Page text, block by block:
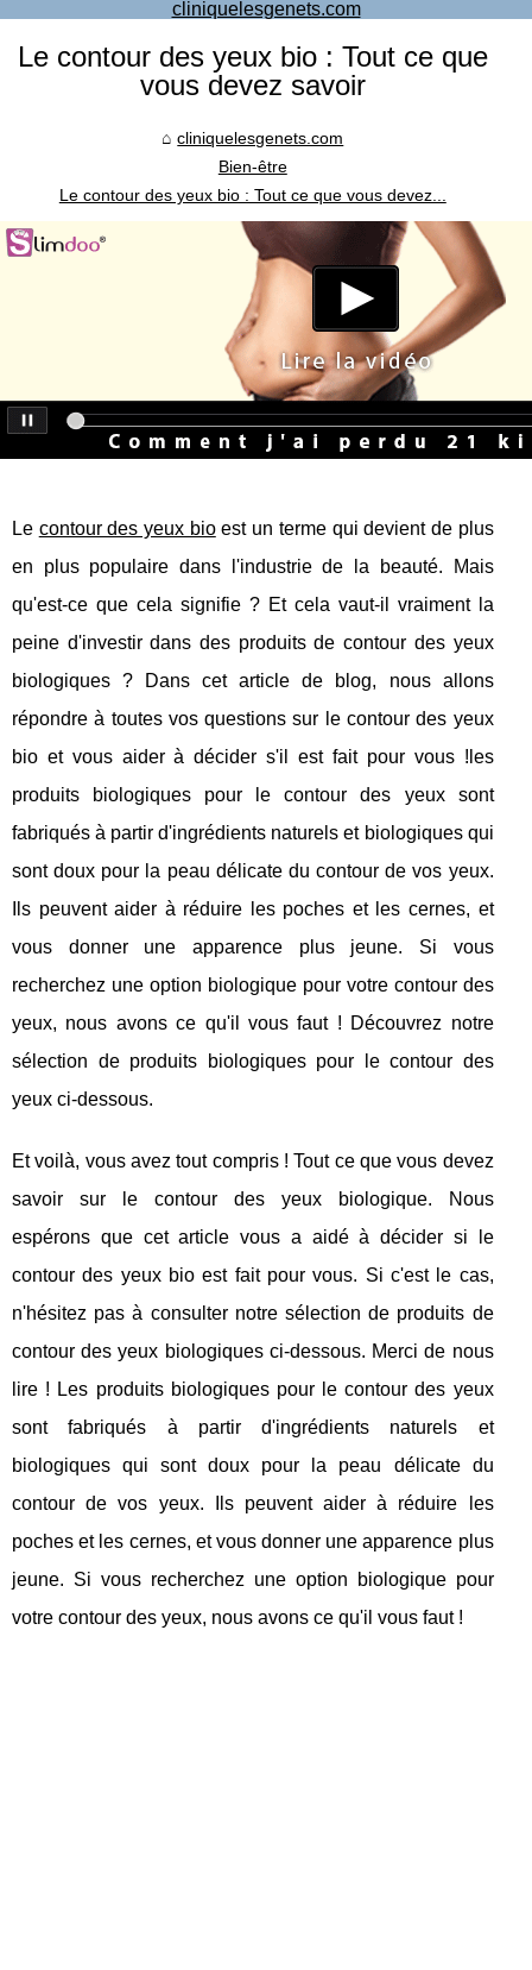
Le contour des yeux bio : Tout ce que
vous devez savoir
cliniquelesgenets.com
Bien-être
Le contour des yeux bio : Tout ce que vous devez...
Le contour des yeux bioest un terme qui devient de plus
en plus populaire dans l'industrie de la beauté. Mais
qu'est-ce que cela signifie ? Et cela vaut-il vraiment la
peine d'investir dans des produits de contour des yeux
biologiques ? Dans cet article de blog, nous allons
répondre à toutes vos questions sur le contour des yeux
bio et vous aider à décider s'il est fait pour vous !les
produits biologiques pour le contour des yeux sont
fabriqués à partir d'ingrédients naturels et biologiques qui
sont doux pour la peau délicate du contour de vos yeux.
Ils peuvent aider à réduire les poches et les cernes, et
vous donner une apparence plus jeune. Si vous
recherchez une option biologique pour votre contour des
yeux, nous avons ce qu'il vous faut ! Découvrez notre
sélection de produits biologiques pour le contour des
yeux ci-dessous.
Et voilà, vous avez tout compris ! Tout ce que vous devez
savoir sur le contour des yeux biologique. Nous
espérons que cet article vous a aidé à décider si le
contour des yeux bio est fait pour vous. Si c'est le cas,
n'hésitez pas à consulter notre sélection de produits de
contour des yeux biologiques ci-dessous. Merci de nous
lire ! Les produits biologiques pour le contour des yeux
sont fabriqués à partir d'ingrédients naturels et
biologiques qui sont doux pour la peau délicate du
contour de vos yeux. Ils peuvent aider à réduire les
poches et les cernes, et vous donner une apparence plus
jeune. Si vous recherchez une option biologique pour
votre contour des yeux, nous avons ce qu'il vous faut !
cliniquelesgenets.com